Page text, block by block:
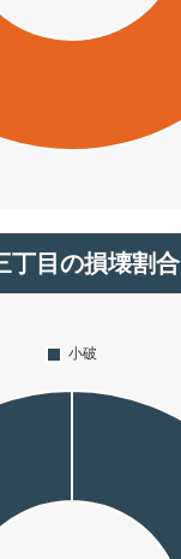
丁目の損壊割合